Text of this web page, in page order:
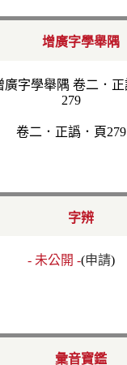
增廣字學舉隅
卷二．正譌．頁279
字辨
- 未公開 -(申請)
彙音寶鑑